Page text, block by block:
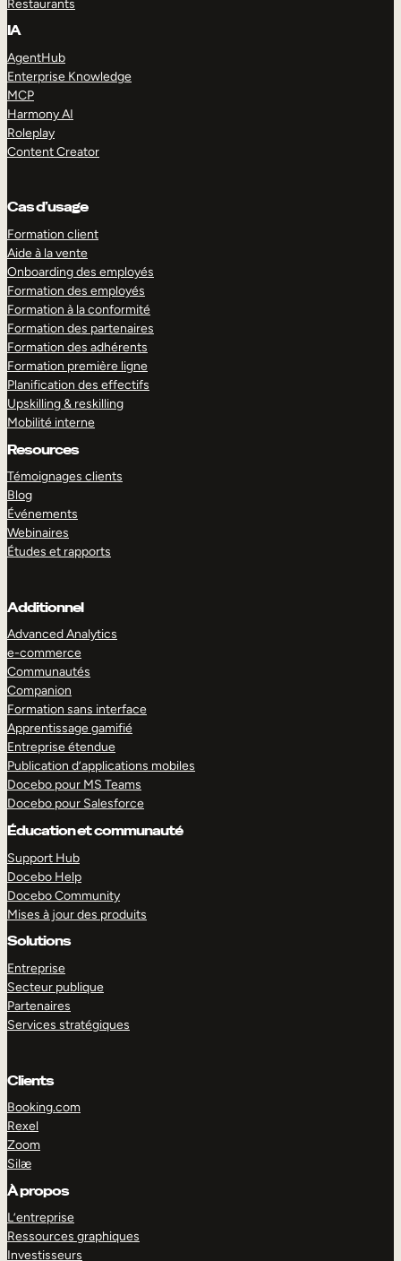
Restaurants
IA
AgentHub
Enterprise Knowledge
MCP
Harmony AI
Roleplay
Content Creator
Cas d’usage
Formation client
Aide à la vente
Onboarding des employés
Formation des employés
Formation à la conformité
Formation des partenaires
Formation des adhérents
Formation première ligne
Planification des effectifs
Upskilling & reskilling
Mobilité interne
Resources
Témoignages clients
Blog
Événements
Webinaires
Études et rapports
Additionnel
Advanced Analytics
e-commerce
Communautés
Companion
Formation sans interface
Apprentissage gamifié
Entreprise étendue
Publication d’applications mobiles
Docebo pour MS Teams
Docebo pour Salesforce
Éducation et communauté
Support Hub
Docebo Help
Docebo Community
Mises à jour des produits
Solutions
Entreprise
Secteur publique
Partenaires
Services stratégiques
Clients
Booking.com
Rexel
Zoom
Silæ
À propos
L’entreprise
Ressources graphiques
Investisseurs